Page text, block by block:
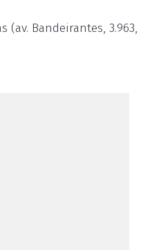
(av. Bandeirantes, 3.963,